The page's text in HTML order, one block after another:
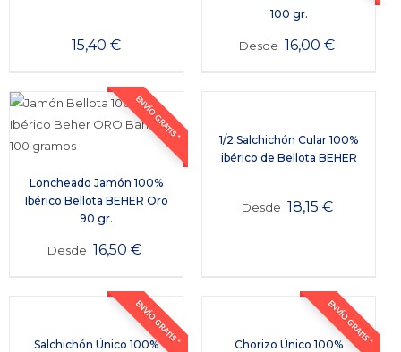
15,40€
100 gr.
Desde 16,00€
ENVÍO GRATIS *
Loncheado Jamón 100%
Ibérico Bellota BEHER Oro
90 gr.
Desde 16,50€
1/2 Salchichón Cular 100%
ibérico de Bellota BEHER
Desde 18,15 €
ENVÍO GRATIS *
Salchichón Único 100%
ENVÍO GRATIS *
Chorizo Único 100%